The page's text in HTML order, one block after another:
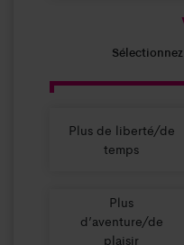
Plus de liberté/de
temps
Plus
d’aventure/de
plaisir